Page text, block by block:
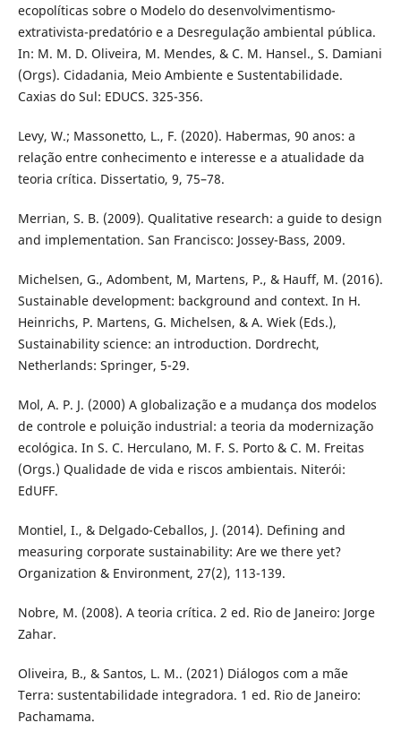
ecopolíticas sobre o Modelo do desenvolvimentismo-
extrativista-predatório e a Desregulação ambiental pública.
In: M. M. D. Oliveira, M. Mendes, & C. M. Hansel., S. Damiani
(Orgs). Cidadania, Meio Ambiente e Sustentabilidade.
Caxias do Sul: EDUCS. 325-356.
Levy, W.; Massonetto, L., F. (2020). Habermas, 90 anos: a
relação entre conhecimento e interesse e a atualidade da
teoria crítica. Dissertatio, 9, 75–78.
Merrian, S. B. (2009). Qualitative research: a guide to design
and implementation. San Francisco: Jossey-Bass, 2009.
Michelsen, G., Adombent, M, Martens, P., & Hauff, M. (2016).
Sustainable development: background and context. In H.
Heinrichs, P. Martens, G. Michelsen, & A. Wiek (Eds.),
Sustainability science: an introduction. Dordrecht,
Netherlands: Springer, 5-29.
Mol, A. P. J. (2000) A globalização e a mudança dos modelos
de controle e poluição industrial: a teoria da modernização
ecológica. In S. C. Herculano, M. F. S. Porto & C. M. Freitas
(Orgs.) Qualidade de vida e riscos ambientais. Niterói:
EdUFF.
Montiel, I., & Delgado-Ceballos, J. (2014). Defining and
measuring corporate sustainability: Are we there yet?
Organization & Environment, 27(2), 113-139.
Nobre, M. (2008). A teoria crítica. 2 ed. Rio de Janeiro: Jorge
Zahar.
Oliveira, B., & Santos, L. M.. (2021) Diálogos com a mãe
Terra: sustentabilidade integradora. 1 ed. Rio de Janeiro:
Pachamama.